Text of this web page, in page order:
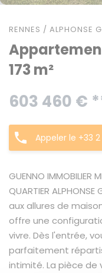
RENNES / ALPHONSE
173 m²
603 460 €
Appeler le +33 2
GUENNO IMMOBILIER
QUARTIER
aux allures de
offre une
vivre. Dès l'entrée,
parfaitement
intimité. La pièce de